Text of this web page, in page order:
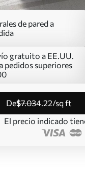
de pared a
gratuito a EE.UU.
pedidos superiores
de$7.034.22/sq ft
El precio indicado